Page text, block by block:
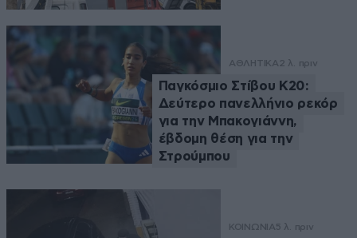
ΑΘΛΗΤΙΚΑ2 λ. πριν
Παγκόσμιο Στίβου Κ20:
Δεύτερο πανελλήνιο ρεκόρ
για την Μπακογιάννη,
έβδομη θέση για την
Στρούμπου
ΚΟΙΝΩΝΙΑ5 λ. πριν